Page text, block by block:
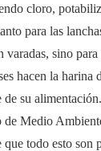
cloro,
para las
varadas, sino
hacen la harina
de su
de Medio
todo esto son